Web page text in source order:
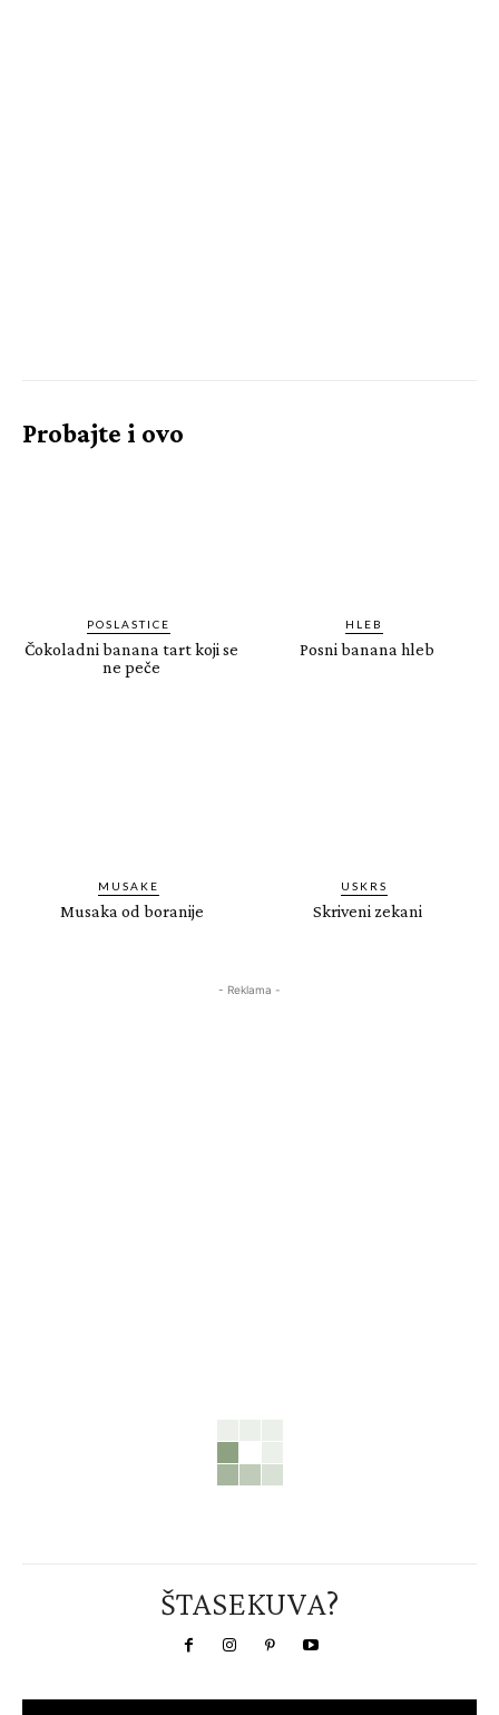
Probajte i ovo
POSLASTICE
Čokoladni banana tart koji se
ne peče
HLEB
Posni banana hleb
MUSAKE
Musaka od boranije
USKRS
Skriveni zekani
- Reklama -
ŠTASEKUVA?